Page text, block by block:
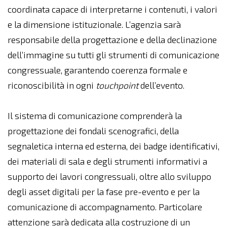
coordinata capace di interpretarne i contenuti, i valori
e la dimensione istituzionale. L’agenzia sarà
responsabile della progettazione e della declinazione
dell’immagine su tutti gli strumenti di comunicazione
congressuale, garantendo coerenza formale e
riconoscibilità in ogni touchpointdell’evento.
Il sistema di comunicazione comprenderà la
progettazione dei fondali scenografici, della
segnaletica interna ed esterna, dei badge identificativi,
dei materiali di sala e degli strumenti informativi a
supporto dei lavori congressuali, oltre allo sviluppo
degli asset digitali per la fase pre-evento e per la
comunicazione di accompagnamento. Particolare
attenzione sarà dedicata alla costruzione di un